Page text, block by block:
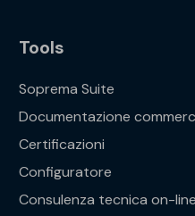
Tools
Soprema Suite
Documentazione
Certificazioni
Configuratore
Consulenza tecnica on-line